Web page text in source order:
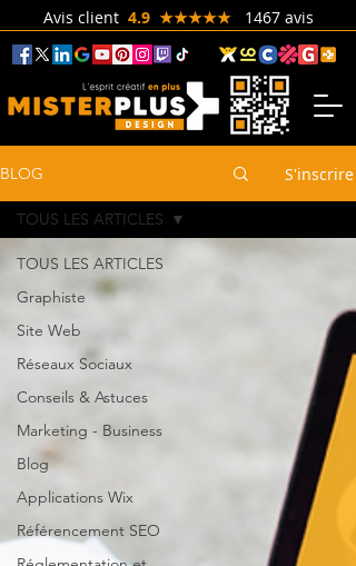
Avis client 4.9 ★★★★★ 1467 avis
BLOG S'inscrire
TOUS LES ARTICLES
Graphiste
Site Web
Réseaux Sociaux
Conseils & Astuces
Marketing - Business
Blog
Applications Wix
Référencement SEO
TOUS LES ARTICLES